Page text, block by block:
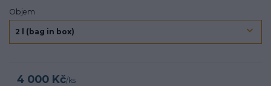
Objem
4 000 Kč/ks